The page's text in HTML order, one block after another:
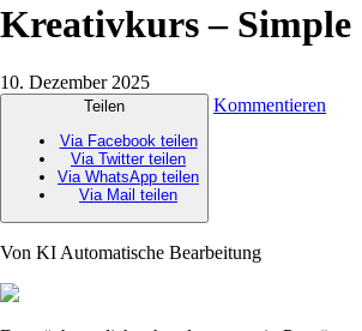
Kreativkurs – Simple
10. Dezember 2025
Teilen
Via Facebook teilen
Via Twitter teilen
Via WhatsApp teilen
Via Mail teilen
Kommentieren
Von KI Automatische Bearbeitung